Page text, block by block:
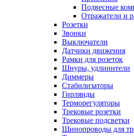
Подвесные
Отражатели и
Розетки
Звонки
Выключатели
Датчики движения
Рамки для розеток
Шнуры, удлинители
Диммеры
Стабилизаторы
Гирлянды
Терморегуляторы
Трековые розетки
Трековые подсветки
Шинопроводы для